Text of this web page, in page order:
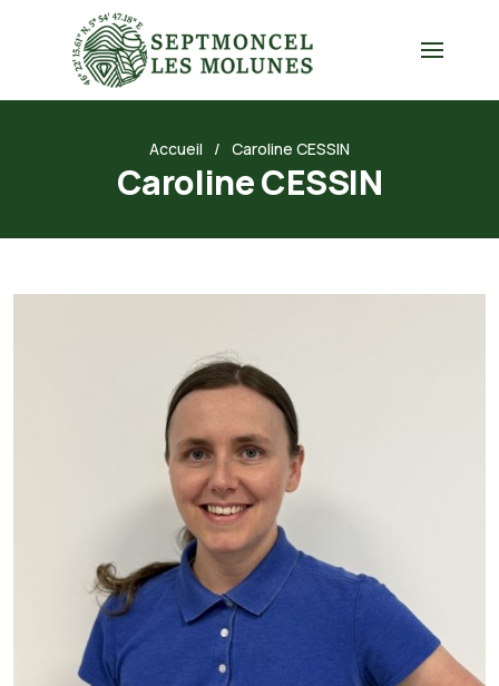
Accueil Caroline CESSIN
Caroline CESSIN